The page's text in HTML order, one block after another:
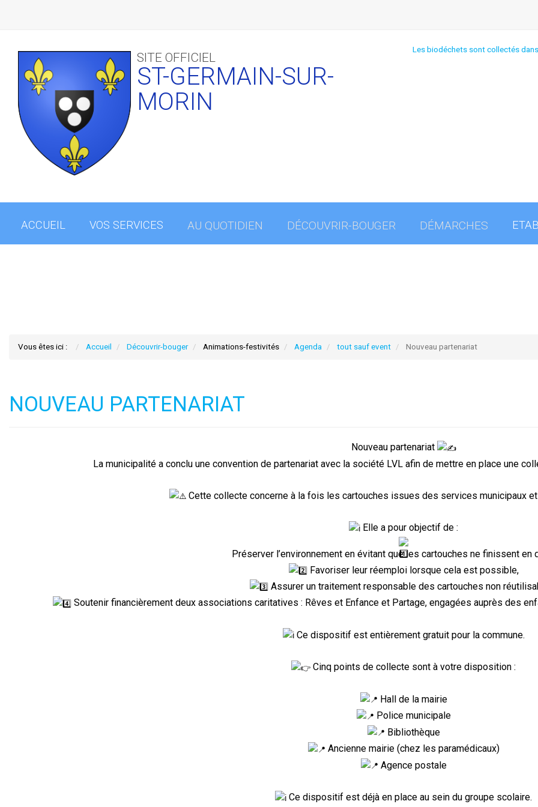
SITE OFFICIEL
ST-GERMAIN-SUR-
MORIN
Les biodéchets sont collectés dans votre commune C... GUIDE PRATIQUE : QUI FAIT QUOI
ACCUEIL VOS SERVICES AU QUOTIDIEN DÉCOUVRIR-BOUGER DÉMARCHES
Vous êtes ici : Accueil Découvrir-bouger Animations-festivités Agenda tout sauf event Nouveau partenariat
NOUVEAU PARTENARIAT
Nouveau partenariat
La municipalité a conclu une convention de partenariat avec la société LVL afin de mettre en place une
Cette collecte concerne à la fois les cartouches issues des services municipaux
Elle a pour objectif de :
Préserver l’environnement en évitant que les cartouches ne finissent en
Favoriser leur réemploi lorsque cela est possible,
Assurer un traitement responsable des cartouches non
Soutenir financièrement deux associations caritatives : Rêves et Enfance et Partage, engagées auprès des
Ce dispositif est entièrement gratuit pour la commune.
Cinq points de collecte sont à votre disposition :
Hall de la mairie
Police municipale
Bibliothèque
Ancienne mairie (chez les paramédicaux)
Agence postale
Ce dispositif est déjà en place au sein du groupe scolaire.